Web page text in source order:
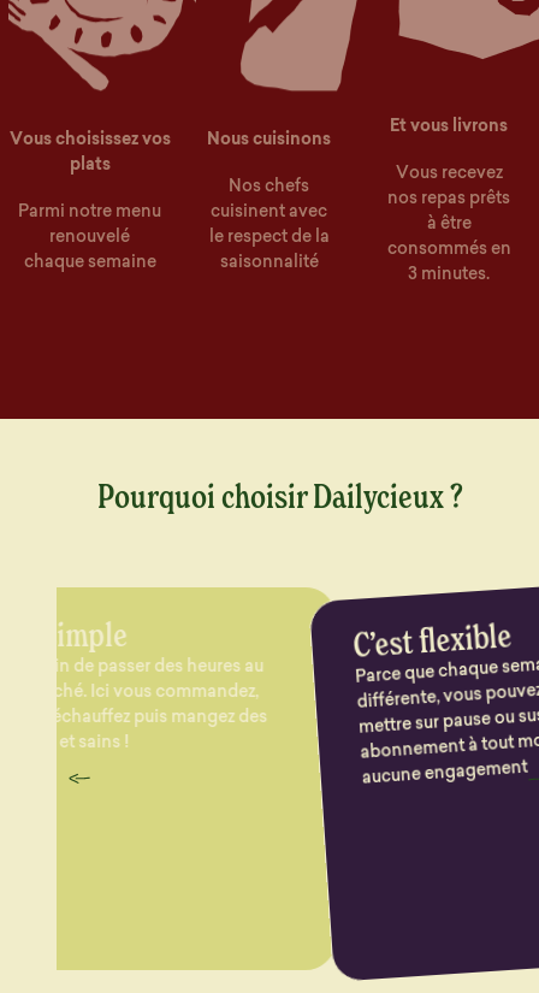
Vous choisissez vos
plats
Parmi notre menu
renouvelé
chaque semaine
Nous cuisinons
Nos chefs
cuisinent avec
le respect de la
saisonnalité
Et vous livrons
Vous recevez
nos repas prêts
à être
consommés en
3 minutes.
Pourquoi choisir Dailycieux ?
C’est flexible
Parce que chaque semaine est
différente, vous pouvez modifier,
mettre sur pause ou suspendre votre
abonnement à tout moment sans